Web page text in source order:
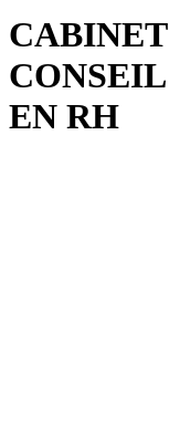
CABINET
CONSEIL
EN RH